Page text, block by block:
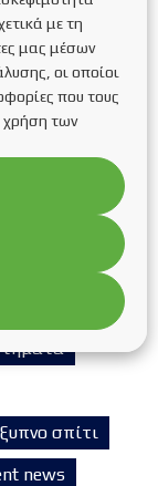
σπίτι
news
με τη
μας μέσων
οι οποίοι
που τους
χρήση των